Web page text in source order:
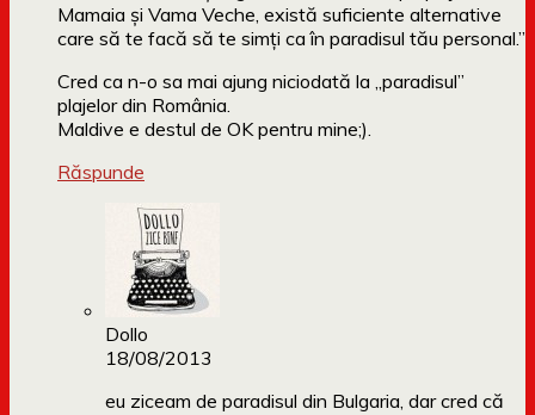
Mamaia și Vama Veche, există suficiente alternative
care să te facă să te simți ca în paradisul tău personal.”
Cred ca n-o sa mai ajung niciodată la „paradisul”
plajelor din România.
Maldive e destul de OK pentru mine;).
Răspunde
Dollo
18/08/2013
eu ziceam de paradisul din Bulgaria, dar cred că